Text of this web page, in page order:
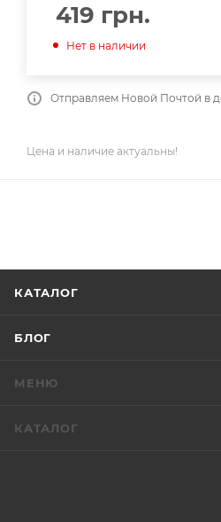
419 грн.
Нет в наличии
Отправляем Новой Почтой в
Цена и наличие актуальны!
КАТАЛОГ
БЛОГ
МЕНЮ
КАТАЛОГ